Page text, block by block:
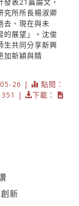
究所所長楊淑卿
去、現在與未
的展望」。沈俊
生共同分享新興
加新穎與精
26 |
點閱：
|
下載：
新